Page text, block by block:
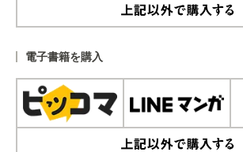
電子書籍を購入